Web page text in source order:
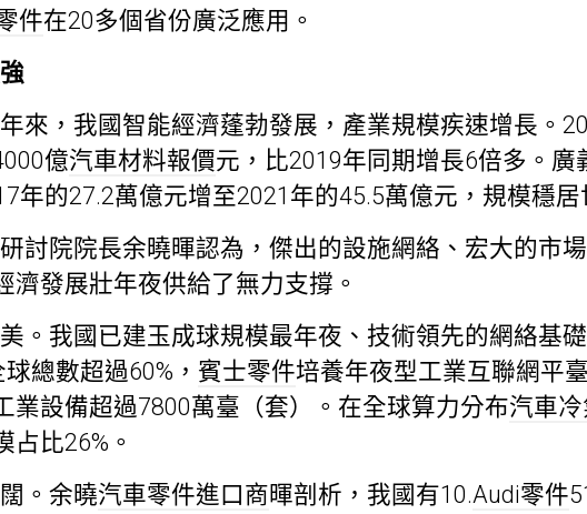
件在20多個省份廣泛應用。
來，我國智能經濟蓬勃發展，產業規模疾速增長。
億汽車材料報價元，比2019年同期增長6倍多。廣
年的27.2萬億元增至2021年的45.5萬億元，規模穩居
討院院長余曉暉認為，傑出的設施網絡、宏大的市
濟發展壯年夜供給了無力支撐。
。我國已建玉成球規模最年夜、技術領先的網絡基
總數超過60%， 賓士零件培養年夜型工業互聯網平
業設備超過7800萬臺（套）。在全球算力分布汽車
占比26%。
。余曉汽車零件進口商暉剖析，我國有10.Audi零件